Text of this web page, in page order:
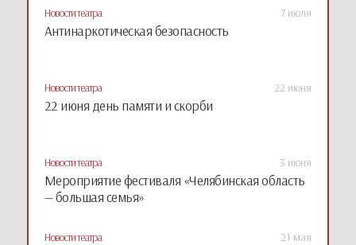
Новости театра 7 июля
Антинаркотическая безопасность
Новости театра 22 июня
22 июня день памяти и скорби
Новости театра 3 июня
Мероприятие фестиваля «Челябинская область
— большая семья»
Новости театра 21 мая